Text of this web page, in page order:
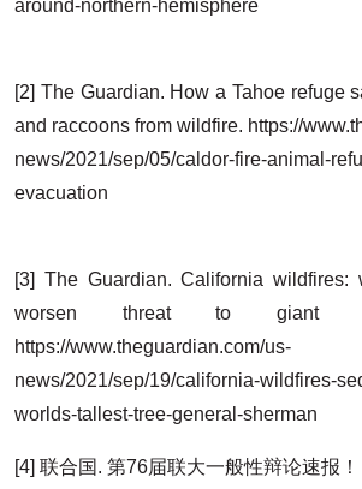
around-northern-hemisphere
[2] The Guardian. How a Tahoe refuge
and raccoons from wildfire. https://
news/2021/sep/05/caldor-fire-animal-
evacuation
[3] The Guardian. California wildfires:
worsen threat to giant
https://www.theguardian.com/us-
news/2021/sep/19/california-wildfires-
worlds-tallest-tree-general-sherman
[4] 联合国. 第76届联大一般性辩论速报！